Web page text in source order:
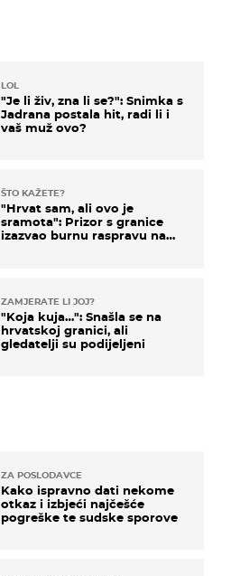
LOL
"Je li živ, zna li se?": Snimka s
Jadrana postala hit, radi li i
vaš muž ovo?
ŠTO KAŽETE?
"Hrvat sam, ali ovo je
sramota": Prizor s granice
izazvao burnu raspravu na
ZAMJERATE LI JOJ?
"Koja kuja…": Snašla se na
hrvatskoj granici, ali
gledatelji su podijeljeni
ZA POSLODAVCE
Kako ispravno dati nekome
otkaz i izbjeći najčešće
pogreške te sudske sporove